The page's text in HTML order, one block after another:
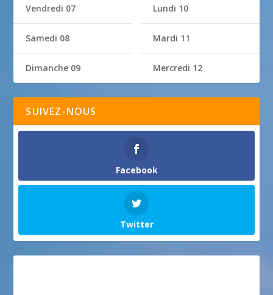
Vendredi 07
Samedi 08
Dimanche 09
Lundi 10
Mardi 11
Mercredi 12
SUIVEZ-NOUS
Facebook
Twitter